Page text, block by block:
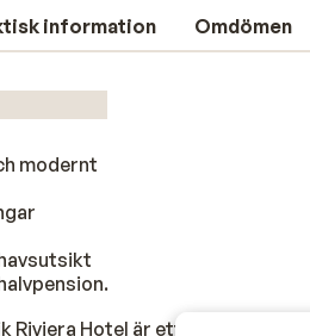
information Omdömen
modernt
Riviera Hotel är ett trevligt hotell